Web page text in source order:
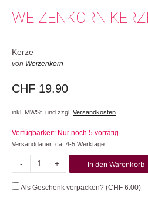
WEIZENKORN
Kerze
von Weizenkorn
CHF 19.90
inkl. MWSt. und zzgl. Versandkosten
Verfügbarkeit: Nur noch 5 vorrätig
Versanddauer: ca. 4-5 Werktage
- + In den Warenkorb
Als Geschenk verpacken? (CHF 6.00)